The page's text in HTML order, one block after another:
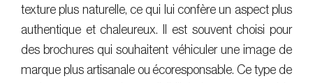
texture plus naturelle, ce qui lui confère un aspect plus
authentique et chaleureux. Il est souvent choisi pour
des brochures qui souhaitent véhiculer une image de
marque plus artisanale ou écoresponsable. Ce type de